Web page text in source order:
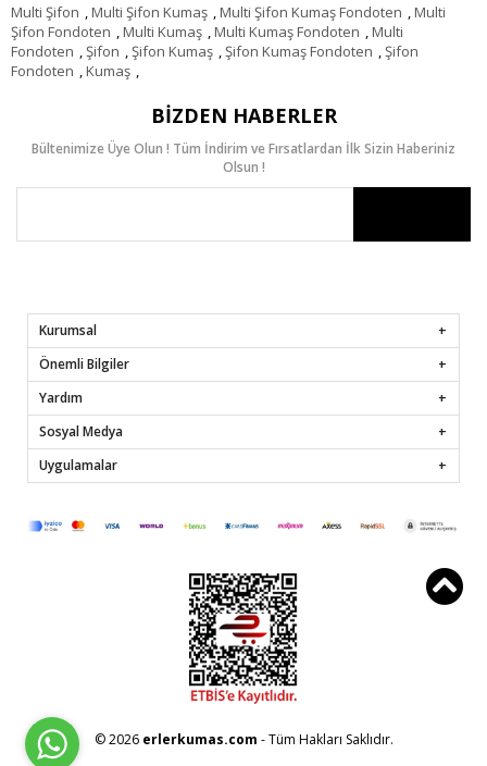
Multi Şifon ,Multi Şifon Kumaş ,Multi Şifon Kumaş Fondoten ,Multi
Şifon Fondoten ,Multi Kumaş ,Multi Kumaş Fondoten ,Multi
Fondoten ,Şifon ,Şifon Kumaş ,Şifon Kumaş Fondoten ,Şifon
Fondoten ,Kumaş ,
BIZDEN HABERLER
Bültenimize Üye Olun ! Tüm İndirim ve Fırsatlardan İlk Sizin Haberiniz
Olsun !
Kurumsal
Önemli Bilgiler
Yardım
Sosyal Medya
Uygulamalar
© 2026 erlerkumas.com - Tüm Hakları Saklıdır.